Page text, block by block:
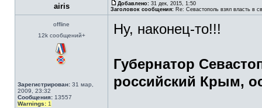
airis Добавлено: 31 дек, 2015, 1:50
Заголовок сообщения: Re: Севастополь взял власть в
offline
12k сообщений+
Зарегистрирован: 31 мар,
2009, 23:32
Сообщения: 13557
Warnings: 1
Ну, наконец-то!!!
Губернатор
российский Крым,